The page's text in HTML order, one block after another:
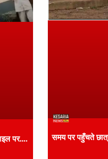
पर…. समय पर पहुँचते